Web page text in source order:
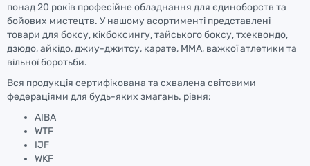
понад 20 років професійне обладнання для єдиноборств та
бойових мистецтв. У нашому асортименті представлені
товари для боксу, кікбоксингу, тайського боксу, тхеквондо,
дзюдо, айкідо, джиу-джитсу, карате, ММА, важкої атлетики та
вільної боротьби.
Вся продукція сертифікована та схвалена світовими
федераціями для будь-яких змагань. рівня:
AIBA
WTF
IJF
WKF